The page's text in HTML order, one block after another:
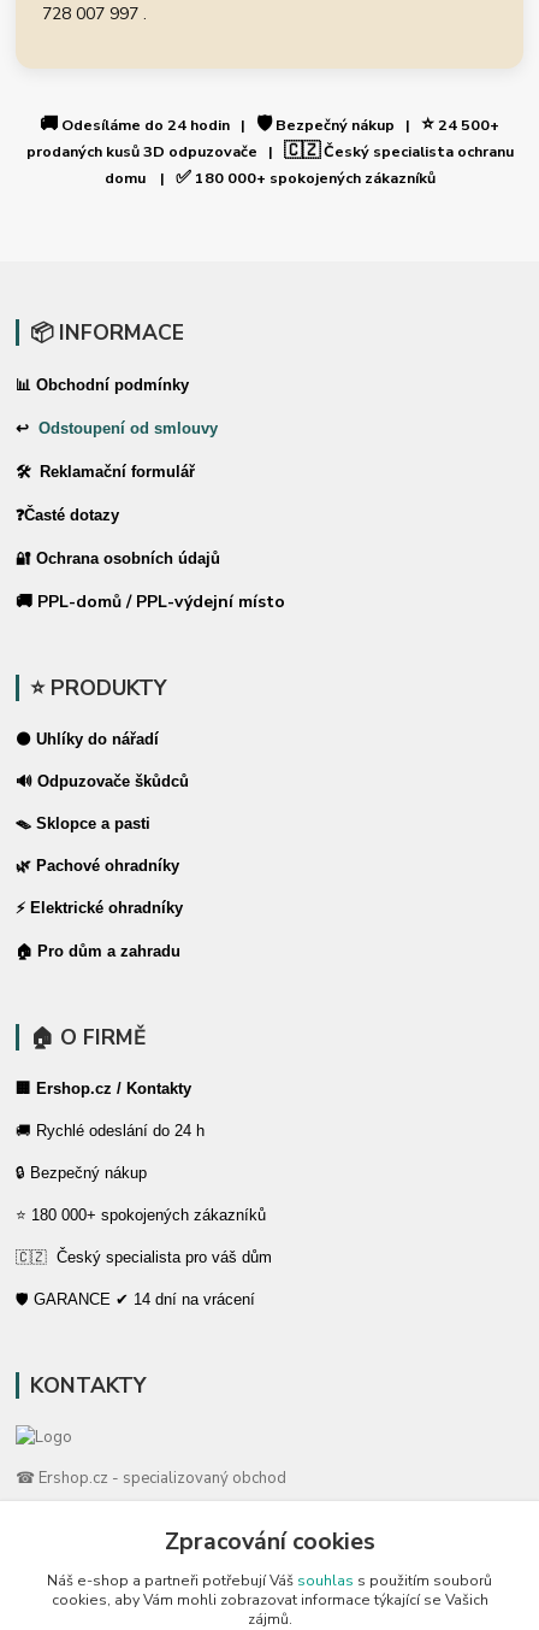
728 007 997 .
🚚 Odesíláme do 24 hodin | 🛡️Bezpečný nákup | ⭐24 500+
prodaných kusů 3D odpuzovače | 🇨🇿Český specialista ochranu
domu | ✅180 000+ spokojených zákazníků
📦 INFORMACE
📊 Obchodní podmínky
↩Odstoupení od smlouvy
🛠 Reklamační formulář
❓Časté dotazy
🔐 Ochrana osobních údajů
🚚 PPL-domů / PPL-výdejní místo
⭐ PRODUKTY
⚫ Uhlíky do nářadí
🔊 Odpuzovače škůdců
🪤 Sklopce a pasti
🌿 Pachové ohradníky
⚡ Elektrické ohradníky
🏠 Pro dům a zahradu
🏠 O FIRMĚ
🏢 Ershop.cz / Kontakty
🚚 Rychlé odeslání do 24 h
🔒 Bezpečný nákup
⭐ 180 000+ spokojených zákazníků
🇨🇿 Český specialista pro váš dům
🛡️ GARANCE ✔ 14 dní na vrácení
KONTAKTY
☎ Ershop.cz - specializovaný obchod
🛡️ Zákaznická podpora
📞 728 007 997
⏰ Po-Pá | 7:00 - 13:30 |
Zpracování cookies
Náš e-shop a partneři potřebují Váš souhlas s použitím souborů
cookies, aby Vám mohli zobrazovat informace týkající se Vašich
zájmů.